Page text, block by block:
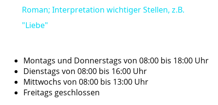
Roman; Interpretation wichtiger Stellen, z.B.
"Liebe"
Montags und Donnerstags von 08:00 bis 18:00 Uhr
Dienstags von 08:00 bis 16:00 Uhr
Mittwochs von 08:00 bis 13:00 Uhr
Freitags geschlossen